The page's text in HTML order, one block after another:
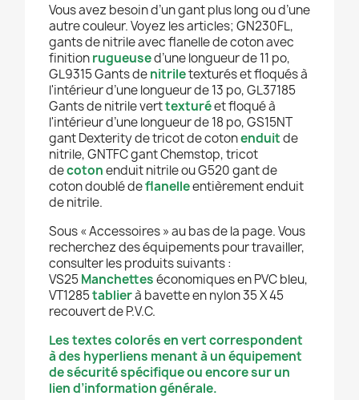
Vous avez besoin d’un gant plus long ou d’une
autre couleur. Voyez les articles; GN230FL,
gants de nitrile avec flanelle de coton avec
finitionrugueused’une longueur de 11 po,
GL9315 Gants denitriletexturés et floqués à
l'intérieur d’une longueur de 13 po, GL37185
Gants de nitrile verttexturéet floqué à
l'intérieur d’une longueur de 18 po, GS15NT
gant Dexterity de tricot de cotonenduitde
nitrile, GNTFCgant Chemstop, tricot
decotonenduit nitrile ou G520 gant de
coton doublé deflanelleentièrement enduit
de nitrile.
Sous « Accessoires » au bas de la page. Vous
recherchez des équipements pour travailler,
consulter les produits suivants :
VS25Manchetteséconomiques en PVC bleu,
VT1285tablierà bavette en nylon 35 X 45
recouvert de P.V.C.
Les textes colorés en vert correspondent
à des hyperliens menant à un équipement
de sécurité spécifique ou encore sur un
lien d’information générale.